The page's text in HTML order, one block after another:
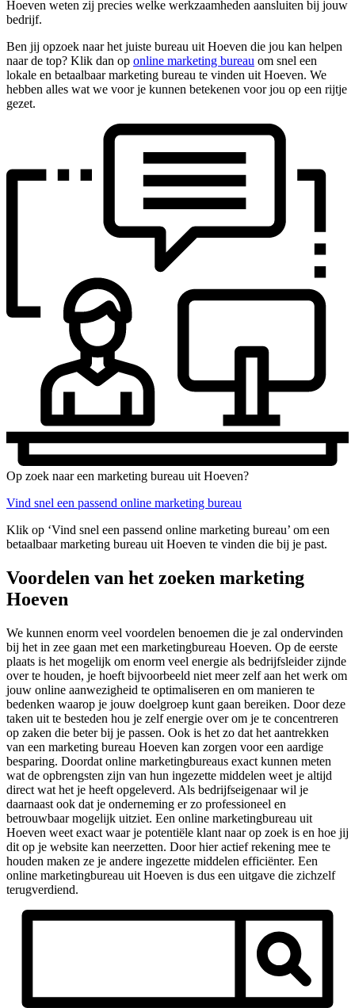
Hoeven weten zij precies welke werkzaamheden aansluiten bij jouw
bedrijf.
Ben jij opzoek naar het juiste bureau uit Hoeven die jou kan helpen
naar de top? Klik dan op online marketing bureau om snel een
lokale en betaalbaar marketing bureau te vinden uit Hoeven. We
hebben alles wat we voor je kunnen betekenen voor jou op een rijtje
gezet.
Op zoek naar een marketing bureau uit Hoeven?
Vind snel een passend online marketing bureau
Klik op ‘Vind snel een passend online marketing bureau’ om een
betaalbaar marketing bureau uit Hoeven te vinden die bij je past.
Voordelen van het zoeken marketing
Hoeven
We kunnen enorm veel voordelen benoemen die je zal ondervinden
bij het in zee gaan met een marketingbureau Hoeven. Op de eerste
plaats is het mogelijk om enorm veel energie als bedrijfsleider zijnde
over te houden, je hoeft bijvoorbeeld niet meer zelf aan het werk om
jouw online aanwezigheid te optimaliseren en om manieren te
bedenken waarop je jouw doelgroep kunt gaan bereiken. Door deze
taken uit te besteden hou je zelf energie over om je te concentreren
op zaken die beter bij je passen. Ook is het zo dat het aantrekken
van een marketing bureau Hoeven kan zorgen voor een aardige
besparing. Doordat online marketingbureaus exact kunnen meten
wat de opbrengsten zijn van hun ingezette middelen weet je altijd
direct wat het je heeft opgeleverd. Als bedrijfseigenaar wil je
daarnaast ook dat je onderneming er zo professioneel en
betrouwbaar mogelijk uitziet. Een online marketingbureau uit
Hoeven weet exact waar je potentiële klant naar op zoek is en hoe jij
dit op je website kan neerzetten. Door hier actief rekening mee te
houden maken ze je andere ingezette middelen efficiënter. Een
online marketingbureau uit Hoeven is dus een uitgave die zichzelf
terugverdiend.